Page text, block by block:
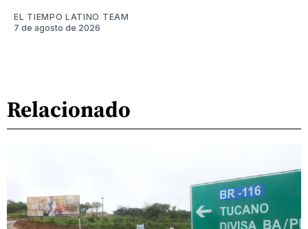
EL TIEMPO LATINO TEAM
7 de agosto de 2026
Relacionado